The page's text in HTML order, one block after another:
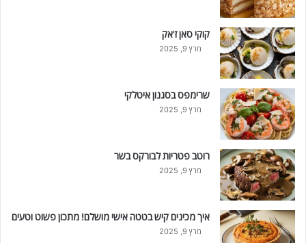
קוקי סאן ז'אק
מרץ 9, 2025
שרימפס בסגנון איטלקי
מרץ 9, 2025
רוטב פטריות לבורקס בשר
מרץ 9, 2025
איך מכינים קיש בטטה אישי מושלם! מתכון פשוט וטעים
מרץ 9, 2025